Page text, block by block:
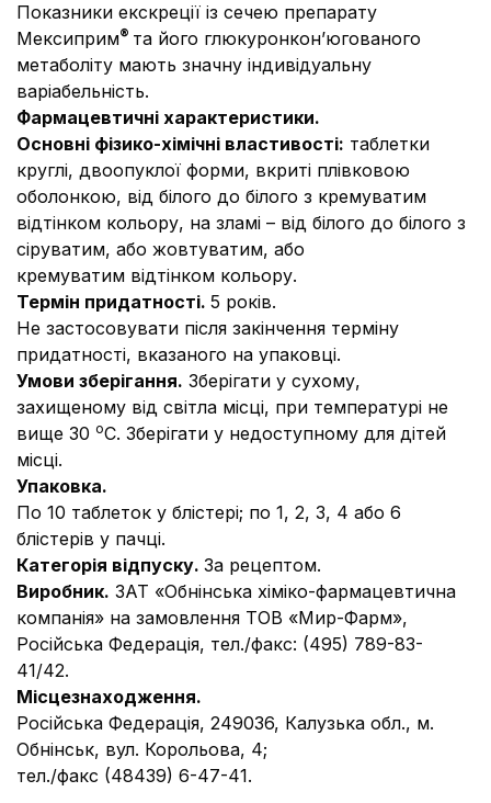
Показники екскреції із сечею препарату
Мексиприм® та його глюкуронкон’югованого
метаболіту мають значну індивідуальну
варіабельність.
Фармацевтичні характеристики.
Основні фізико-хімічні властивості: таблетки
круглі, двоопуклої форми, вкриті плівковою
оболонкою, від білого до білого з кремуватим
відтінком кольору, на зламі – від білого до білого з
сіруватим, або жовтуватим, або
кремуватим відтінком кольору.
Термін придатності. 5 років.
Не застосовувати після закінчення терміну
придатності, вказаного на упаковці.
Умови зберігання. Зберігати у сухому,
захищеному від світла місці, при температурі не
вище 30 оС. Зберігати у недоступному для дітей
місці.
Упаковка.
По 10 таблеток у блістері; по 1, 2, 3, 4 або 6
блістерів у пачці.
Категорія відпуску. За рецептом.
Виробник. ЗАТ «Обнінська хіміко-фармацевтична
компанія» на замовлення ТОВ «Мир-Фарм»,
Російська Федерація, тел./факс: (495) 789-83-
41/42.
Місцезнаходження.
Російська Федерація, 249036, Калузька обл., м.
Обнінськ, вул. Корольова, 4;
тел./факс (48439) 6-47-41.